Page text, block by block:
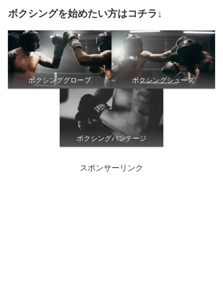
ボクシングを始めたい方はコチラ↓
ボクシンググローブ ボクシングシューズ
ボクシングバンテージ
スポンサーリンク